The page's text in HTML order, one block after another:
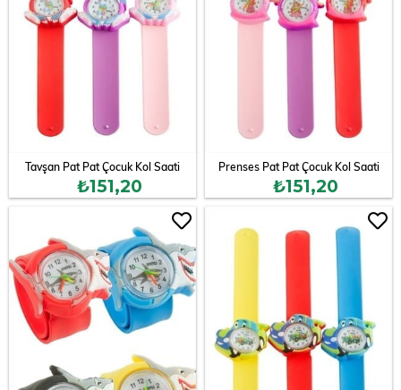
Tavşan Pat Pat Çocuk Kol Saati
₺151,20
Prenses Pat Pat Çocuk Kol Saati
₺151,20